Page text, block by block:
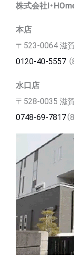
株式会社I・
本店
〒523-0064 滋
0120-40-5557
水口店
〒528-0035 滋
0748-69-7817